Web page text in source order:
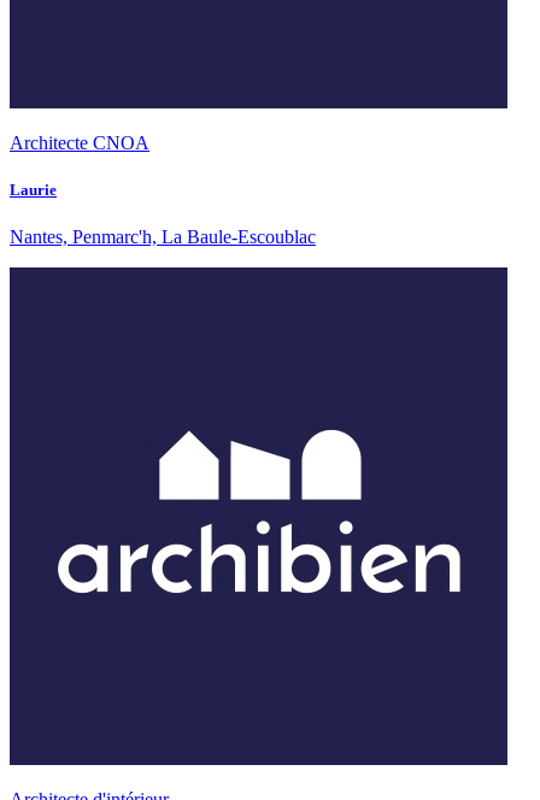
Architecte CNOA
Laurie
Nantes, Penmarc'h, La Baule-Escoublac